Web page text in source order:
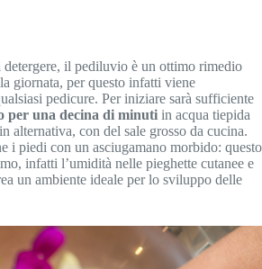
il pediluvio è un ottimo rimedio
giornata, per questo infatti viene
pedicure. Per iniziare sarà sufficiente
per una decina di minuti in acqua tiepida
alternativa, con del sale grosso da cucina.
i piedi con un asciugamano morbido: questo
infatti l’umidità nelle pieghette cutanee e
un ambiente ideale per lo sviluppo delle